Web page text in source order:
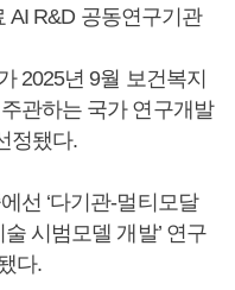
R&D 공동연구기관
2025년 9월 보건복지
관하는 국가 연구개발
정됐다.
선 ‘다기관-멀티모달
시범모델 개발’ 연구
다.